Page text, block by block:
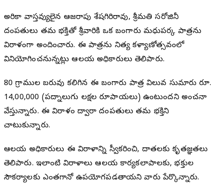
అమెరికా వాస్తవ్యులైన ఆజరాపు శేషగిరిరావు, శ్రీమతి సరోజినీ
దంపతులు తమ భక్తితో శ్రీవారికి ఒక బంగారు మధుపర్క పాత్రను
విరాళంగా అందించారు. ఈ పాత్రను నిత్య కళ్యాణోత్సవంలో
వినియోగించనున్నట్లు ఆలయ అధికారులు తెలిపారు.
80 గ్రాముల బరువు కలిగిన ఈ బంగారు పాత్ర విలువ సుమారు రూ.
14,00,000 (పద్నాలుగు లక్షల రూపాయలు) ఉంటుందని అంచనా
వేస్తున్నారు. ఈ విరాళం ద్వారా దంపతులు తమ భక్తిని
చాటుకున్నారు.
ఆలయ అధికారులు ఈ విరాళాన్ని స్వీకరించి, దాతలకు కృతజ్ఞతలు
తెలిపారు. ఇలాంటి విరాళాలు ఆలయ కార్యకలాపాలకు, భక్తుల
సౌకర్యాలకు ఎంతగానో ఉపయోగపడతాయని వారు పేర్కొన్నారు.